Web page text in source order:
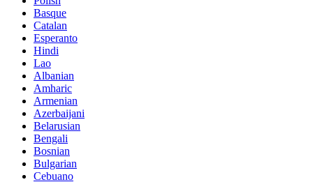
Basque
Catalan
Esperanto
Hindi
Lao
Albanian
Amharic
Armenian
Azerbaijani
Belarusian
Bengali
Bosnian
Bulgarian
Cebuano